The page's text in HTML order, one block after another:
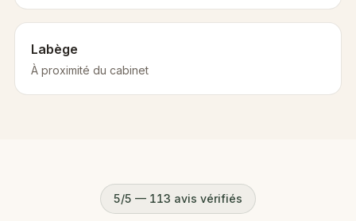
Labège
À proximité du cabinet
5/5 — 113 avis vérifiés